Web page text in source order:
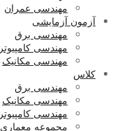
مهندسی عمران
آزمون آزمایشی
مهندسی برق
مهندسی کامپیوتر
مهندسی مکانیک
کلاس
مهندسی برق
مهندسی مکانیک
مهندسی کامپیوتر
مجموعه معماری